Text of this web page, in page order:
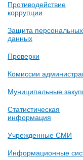
Противодействие
коррупции
Защита персональных
данных
Проверки
Комиссии
Муниципальные
Статистическая
информация
Учрежденные СМИ
Информационные